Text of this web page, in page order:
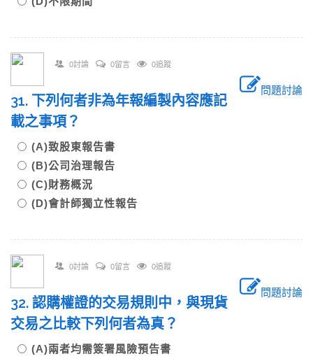
0討論 0留言 0追蹤
問題討論
31. 下列何者非為年報編製內容應記
載之事項？
(A)致股東報告書
(B)公司治理報告
(C)財務概況
(D)會計師獨立性報告
0討論 0留言 0追蹤
問題討論
32. 認購權證的交易規則中，與現貨
交易之比較下列何者為真？
(A)兩者均需簽署風險預告書